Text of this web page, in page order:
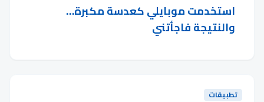
استخدمت موبايلي كعدسة مكبرة…
والنتيجة فاجأتني
تطبيقات